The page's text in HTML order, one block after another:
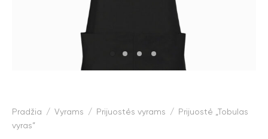
Pradžia / Vyrams / Prijuostės vyrams / Prijuostė „Tobulas
vyras”